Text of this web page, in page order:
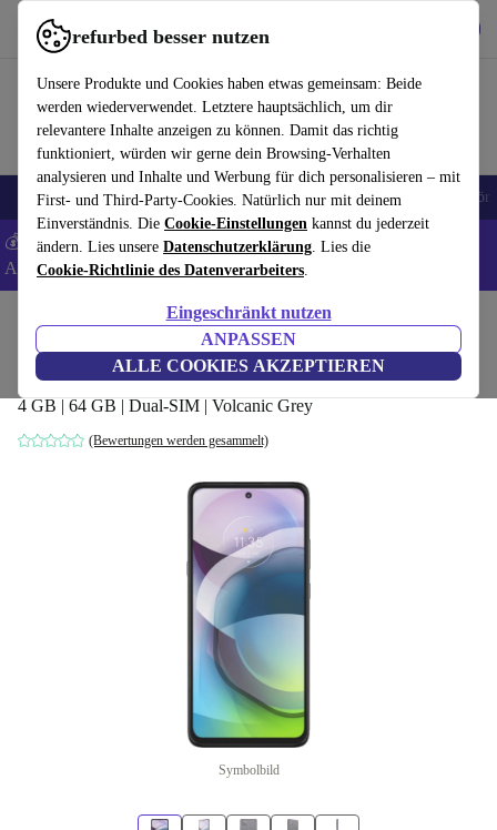
refurbed besser nutzen
Unsere Produkte und Cookies haben etwas gemeinsam: Beide
werden wiederverwendet. Letztere hauptsächlich, um dir
relevantere Inhalte anzeigen zu können. Damit das richtig
funktioniert, würden wir gerne dein Browsing-Verhalten
analysieren und Inhalte und Werbung für dich personalisieren – mit
First- und Third-Party-Cookies. Natürlich nur mit deinem
Einverständnis. Die Cookie-Einstellungen kannst du jederzeit
ändern. Lies unsere Datenschutzerklärung. Lies die
Cookie-Richtlinie des Datenverarbeiters.
Eingeschränkt nutzen
ANPASSEN
ALLE COOKIES AKZEPTIEREN
refurbed schnell und einfach nutzen
🎒 Back to school Handys Laptops Tablets Smartwatches Zubehör
💰 Extra -8% auf Samsung- und Google-Smartphones - Code:
ANDROID8 -AGB
Handys & Smartphones Motorola Handys
Motorola Moto G 5G
4 GB | 64 GB | Dual-SIM | Volcanic Grey
(Bewertungen werden gesammelt)
Symbolbild